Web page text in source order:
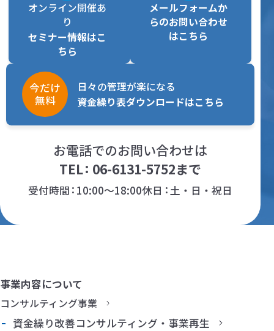
オンライン開催あ
り
セミナー情報はこ
ちら
メールフォームか
らのお問い合わせ
はこちら
今だけ
無料
日々の管理が楽になる
資金繰り表ダウンロードはこちら
お電話でのお問い合わせは
TEL 06-6131-5752まで
受付時間 10:00～18:00休日 土・日・祝日
事業内容について
コンサルティング事業
資金繰り改善コンサルティング・事業再生